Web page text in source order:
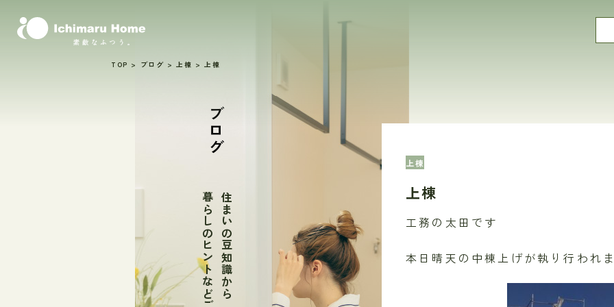
ブログ
住まいの豆知識から
暮らしのヒントなどご紹介
TOP > ブログ >上棟 >上棟
上棟
上棟
工務の太田です
本日晴天の中棟上げが執り行われ